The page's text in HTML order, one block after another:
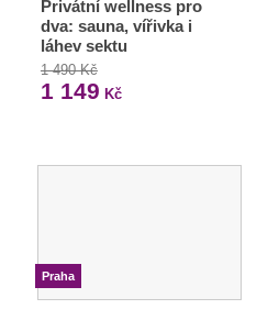
Privátní wellness pro
dva: sauna, vířivka i
láhev sektu
1 490 Kč
1 149 Kč
Praha